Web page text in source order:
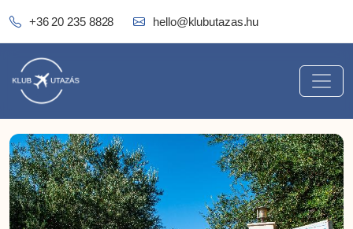
+36 20 235 8828 hello@klubutazas.hu